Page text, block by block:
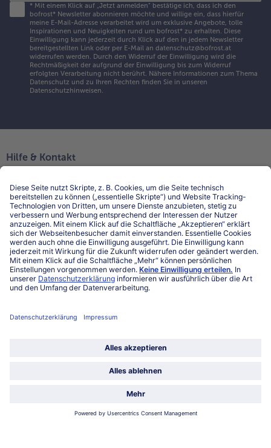
* Mit einem Klick auf „Jetzt anmelden" bestätige ich, dass ich den
bofrost* Newsletter abonnieren möchte und willige ein, dass hierfür
meine E-Mail-Adresse verarbeitet wird um exklusive Angebote, tolle
Inspirationen und Neuigkeiten rund um bofrost* zu erhalten. Diese
Einwilligung kann jederzeit durch Klick auf den in jedem Newsletter
bereitgestellten Link oder per E-Mail an datenschutz@bofrost.at
widerrufen werden. Durch den Widerruf der Einwilligung wird die
Rechtmäßigkeit der aufgrund der Einwilligung bis zum Widerruf
erfolgten Verarbeitung nicht berührt. Nähere Informationen zum Thema
Datenschutz und zu Ihren Rechten finden Sie in unseren
Datenschutzhinweisen.
Hilfe & Kontakt
Kontakt
FAQ
Service
Unternehmen